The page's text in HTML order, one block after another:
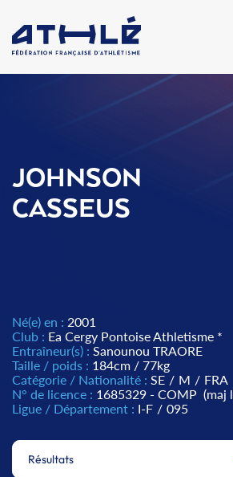
JOHNSON
CASSEUS
Né(e) en : 2001
Club : Ea Cergy Pontoise Athletisme *
Entraîneur(s) : Sanounou TRAORE
Taille / poids : 184cm / 77kg
Catégorie / Nationalité : SE / M / FRA
N° de licence : 1685329 - COMP (maj
Ligue / Département : I-F / 095
Résultats